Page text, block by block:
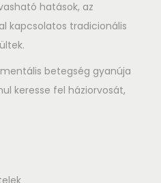
hatások, az
kapcsolatos tradicionális
betegség gyanúja
keresse fel háziorvosát,